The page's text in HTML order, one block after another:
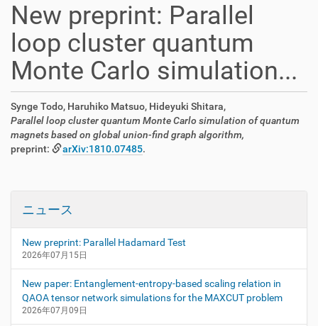
New preprint: Parallel
loop cluster quantum
Monte Carlo simulation...
Synge Todo, Haruhiko Matsuo, Hideyuki Shitara,
Parallel loop cluster quantum Monte Carlo simulation of quantum
magnets based on global union-find graph algorithm,
preprint:
arXiv:1810.07485.
ニュース
New preprint: Parallel Hadamard Test
2026年07月15日
New paper: Entanglement-entropy-based scaling relation in
QAOA tensor network simulations for the MAXCUT problem
2026年07月09日